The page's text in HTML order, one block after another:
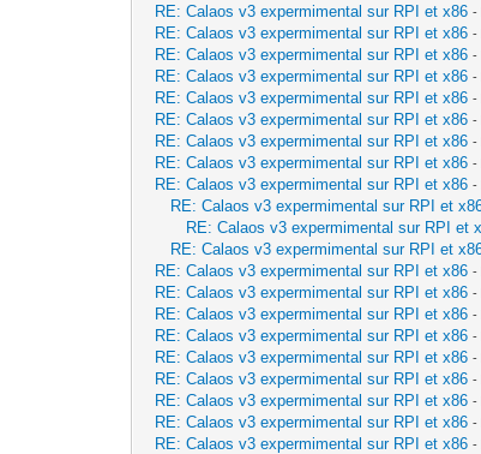
RE: Calaos v3 expermimental sur RPI et x86 -
RE: Calaos v3 expermimental sur RPI et x86 -
RE: Calaos v3 expermimental sur RPI et x86 -
RE: Calaos v3 expermimental sur RPI et x86 -
RE: Calaos v3 expermimental sur RPI et x86 -
RE: Calaos v3 expermimental sur RPI et x86 -
RE: Calaos v3 expermimental sur RPI et x86 -
RE: Calaos v3 expermimental sur RPI et x86 -
RE: Calaos v3 expermimental sur RPI et x86 -
RE: Calaos v3 expermimental sur RPI et
RE: Calaos v3 expermimental sur RPI et
RE: Calaos v3 expermimental sur RPI et
RE: Calaos v3 expermimental sur RPI et x86 -
RE: Calaos v3 expermimental sur RPI et x86 -
RE: Calaos v3 expermimental sur RPI et x86 -
RE: Calaos v3 expermimental sur RPI et x86 -
RE: Calaos v3 expermimental sur RPI et x86 -
RE: Calaos v3 expermimental sur RPI et x86 -
RE: Calaos v3 expermimental sur RPI et x86 -
RE: Calaos v3 expermimental sur RPI et x86 -
RE: Calaos v3 expermimental sur RPI et x86 -